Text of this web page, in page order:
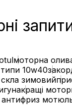
моторна
10w40
зимовий
кращі